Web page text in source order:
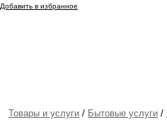
Добавить в избранное
Товары и услуги / Бытовые услуги /